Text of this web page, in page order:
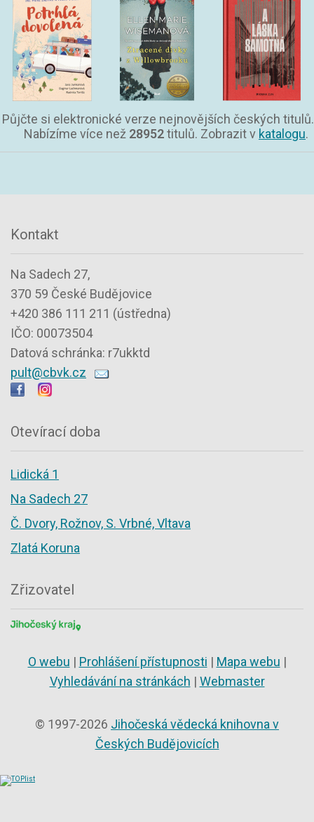
Půjčte si elektronické verze nejnovějších českých titulů.
Nabízíme více než 28952titulů. Zobrazit v katalogu.
Kontakt
Na Sadech 27,
370 59 České Budějovice
+420 386 111 211 (ústředna)
IČO: 00073504
Datová schránka: r7ukktd
pult@cbvk.cz
Otevírací doba
Lidická 1
Na Sadech 27
Č. Dvory, Rožnov, S. Vrbné, Vltava
Zlatá Koruna
Zřizovatel
O webu | Prohlášení přístupnosti | Mapa webu |
Vyhledávání na stránkách | Webmaster
© 1997-2026 Jihočeská vědecká knihovna v
Českých Budějovicích